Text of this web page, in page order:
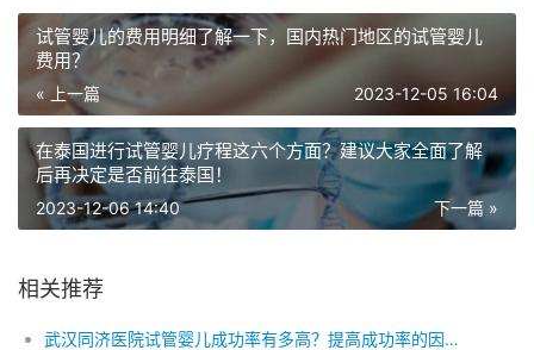
试管婴儿的费用明细了解一下，国内热门地区的试管婴儿
费用？
« 上一篇 2023-12-05 16:04
在泰国进行试管婴儿疗程这六个方面？建议大家全面了解
后再决定是否前往泰国！
下一篇 »
2023-12-06 14:40
相关推荐
武汉同济医院试管婴儿成功率有多高？提高成功率的因素以及武汉同济医院试管婴儿费用有哪些？